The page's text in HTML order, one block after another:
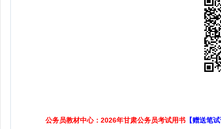
公务员教材中心：2026年甘肃公务员考试用书 【赠送笔